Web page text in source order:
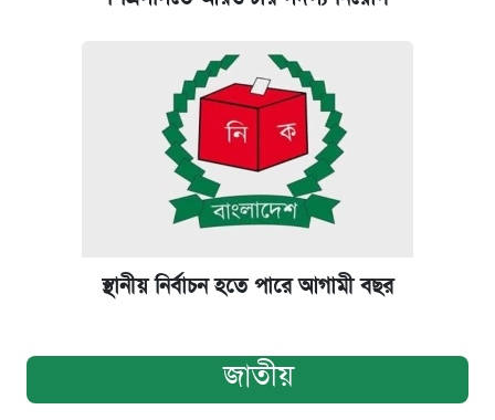
স্থানীয় নির্বাচন হতে পারে আগামী বছর
জাতীয়